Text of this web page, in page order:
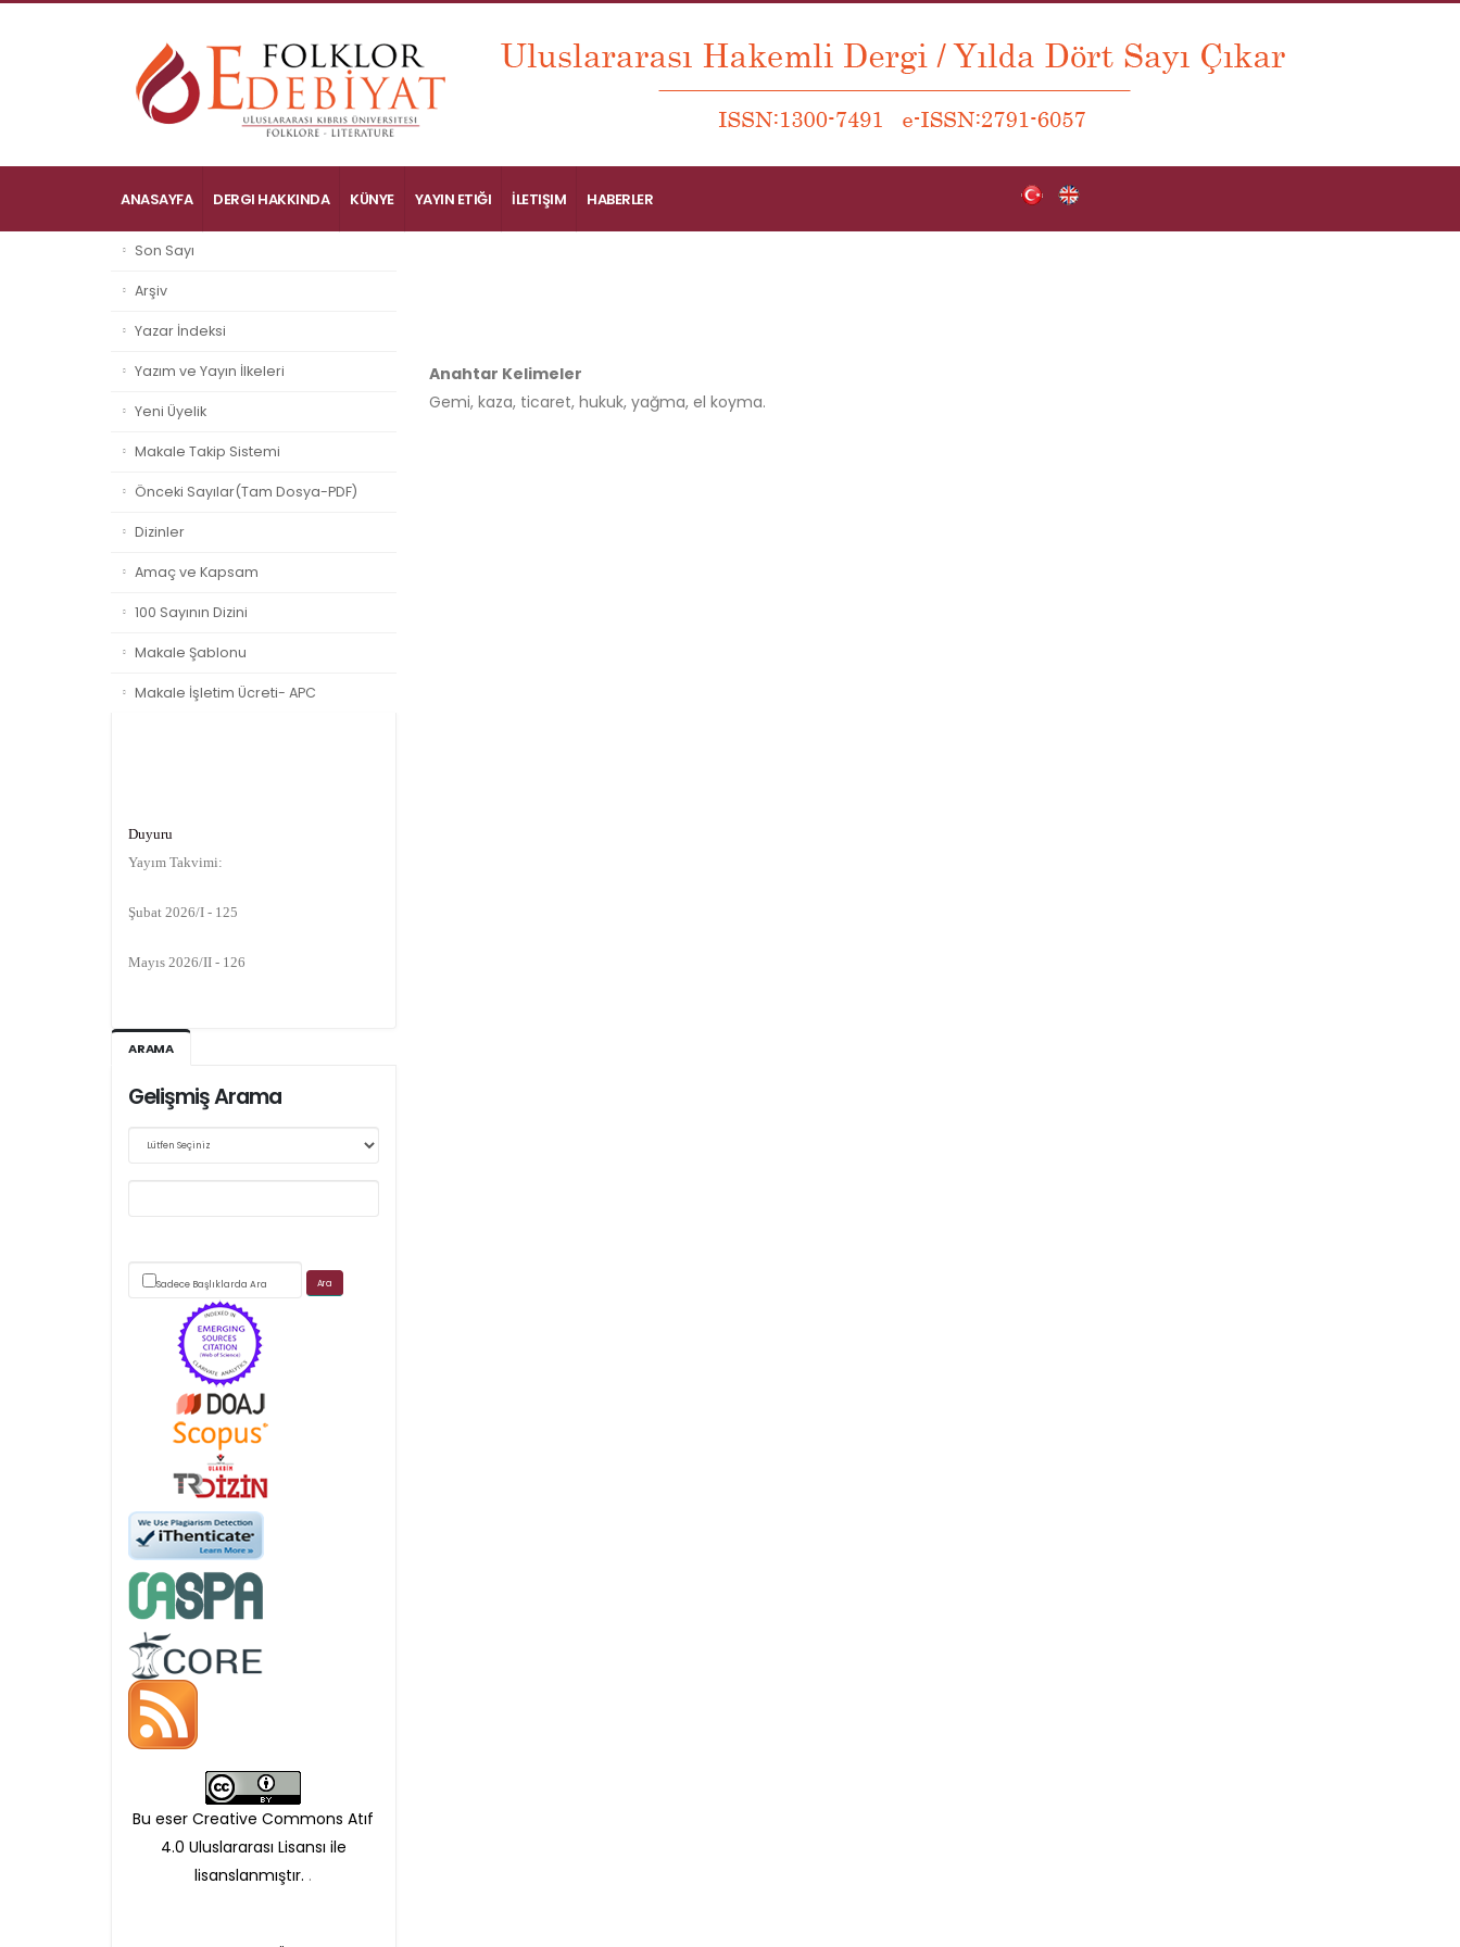
ANASAYFA DERGI HAKKINDA KÜNYE YAYIN ETIĞI İLETIŞIM HABERLER
Son Sayı
Arşiv
Yazar İndeksi
Yazım ve Yayın İlkeleri
Yeni Üyelik
Makale Takip Sistemi
Önceki Sayılar(Tam Dosya-PDF)
Dizinler
Amaç ve Kapsam
100 Sayının Dizini
Makale Şablonu
Makale İşletim Ücreti- APC
Yayım Takvimi:
Web sitemizde yapılan güncellemeler nedeniyle
Scimago's grade
Öndenetimden geçen
makaleler için, 100 Avro
Makale İşletim Ücreti (APC)
alınmaktadır.
Hakem sürecine alınacak
makaleler için yazarlara
APC ödeme bilgi mesajı
APC bilgi mesajı
ARAMA
Gelişmiş Arama
Sadece Başlıklarda Ara
Bu eser Creative Commons Atıf
4.0 Uluslararası Lisansı ile
lisanslanmıştır. .
Anahtar Kelimeler
Gemi, kaza, ticaret, hukuk, yağma, el koyma.